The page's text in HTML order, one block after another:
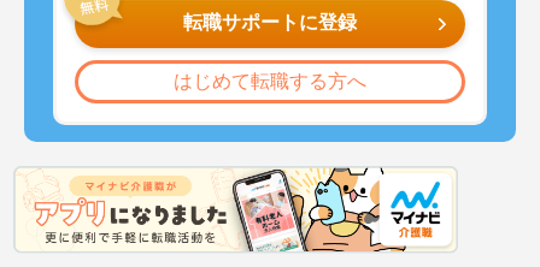
転職サポートに登録
はじめて転職する方へ